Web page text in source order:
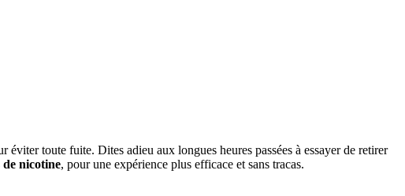
éviter toute fuite. Dites adieu aux longues heures passées à essayer de retirer
de nicotine, pour une expérience plus efficace et sans tracas.